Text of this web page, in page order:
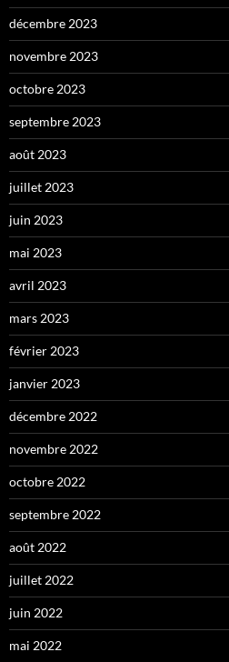
décembre 2023
novembre 2023
octobre 2023
septembre 2023
août 2023
juillet 2023
juin 2023
mai 2023
avril 2023
mars 2023
février 2023
janvier 2023
décembre 2022
novembre 2022
octobre 2022
septembre 2022
août 2022
juillet 2022
juin 2022
mai 2022